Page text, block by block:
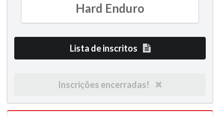
Hard Enduro
Lista de inscritos
Inscrições encerradas!